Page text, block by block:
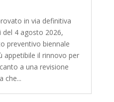
in via definitiva
del 4 agosto 2026,
preventivo biennale
appetibile il rinnovo per
a una revisione
che...